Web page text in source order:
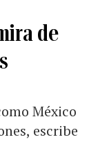
de
México
escribe